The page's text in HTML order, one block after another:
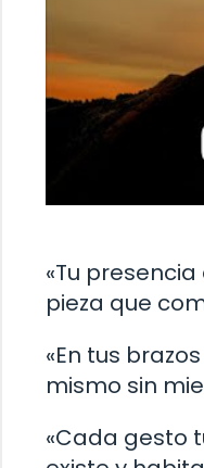
«Tu
pieza que
«En tus
mismo sin
«Cada gesto